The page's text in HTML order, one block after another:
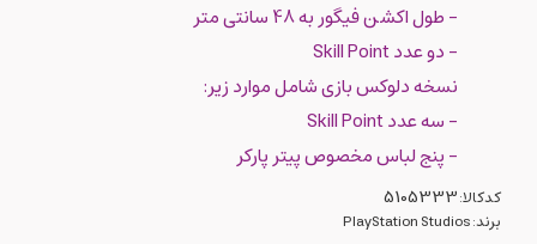
- طول اکشن فیگور به 48 سانتی متر
- دو عدد Skill Point
نسخه دلوکس بازی شامل موارد زیر:
- سه عدد Skill Point
- پنج لباس مخصوص پیتر پارکر
کدکالا:
برند:PlayStation Studios